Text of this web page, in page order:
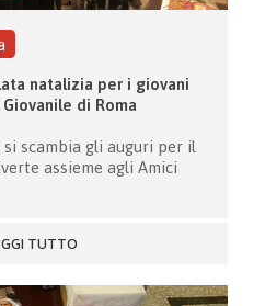
natalizia per i giovani
di Roma
scambia gli auguri per il
assieme agli Amici
TUTTO